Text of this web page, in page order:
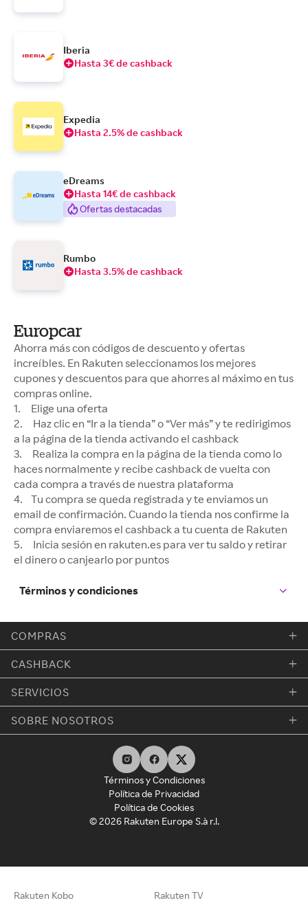
Iberia
Hasta 3€ de cashback
Expedia
Hasta 2.5% de cashback
eDreams
Hasta 14€ de cashback
Ofertas destacadas
Rumbo
Hasta 3.5% de cashback
Europcar
Ahorra más con códigos de descuento y ofertas
increíbles. En Rakuten seleccionamos los mejores
cupones y descuentos para que ahorres al máximo en tus
compras online.
1. Elige una oferta
2. Haz clic en “Ir a la tienda” o “Ver más” y te redirigimos
a la página de la tienda activando el cashback
3. Realiza la compra en la página de la tienda como lo
haces normalmente y recibe cashback de vuelta con
cada compra a través de nuestra plataforma
4. Tu compra se queda registrada y te enviamos un
email de confirmación. Cuando la tienda nos confirme la
compra enviaremos el cashback a tu cuenta de Rakuten
5. Inicia sesión en rakuten.es para ver tu saldo y retirar
el dinero o canjearlo por puntos
Términos y condiciones
COMPRAS
CASHBACK
SERVICIOS
SOBRE NOSOTROS
Términos y Condiciones
Política de Privacidad
Política de Cookies
© 2026 Rakuten Europe S.à r.l.
Rakuten Kobo Rakuten TV